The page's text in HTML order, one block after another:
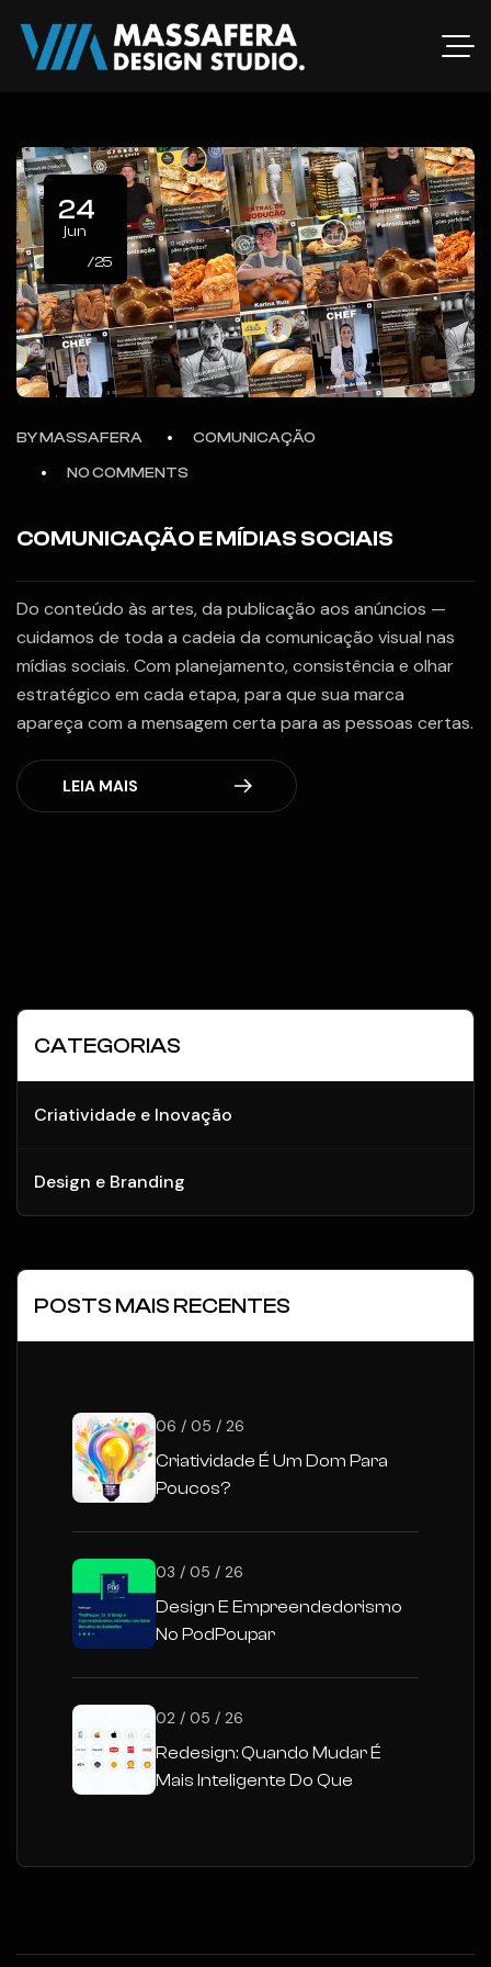
24
jun
/25
BYMASSAFERA
COMUNICAÇÃO
NO COMMENTS
COMUNICAÇÃO E MÍDIAS SOCIAIS
Do conteúdo às artes, da publicação aos anúncios —
cuidamos de toda a cadeia da comunicação visual nas
mídias sociais. Com planejamento, consistência e olhar
estratégico em cada etapa, para que sua marca
apareça com a mensagem certa para as pessoas certas.
LEIA MAIS
CATEGORIAS
Criatividade e Inovação
Design e Branding
POSTS MAIS RECENTES
06 / 05 / 26
Criatividade É Um Dom Para
Poucos?
03 / 05 / 26
Design E Empreendedorismo
No PodPoupar
02 / 05 / 26
Redesign: Quando Mudar É
Mais Inteligente Do Que